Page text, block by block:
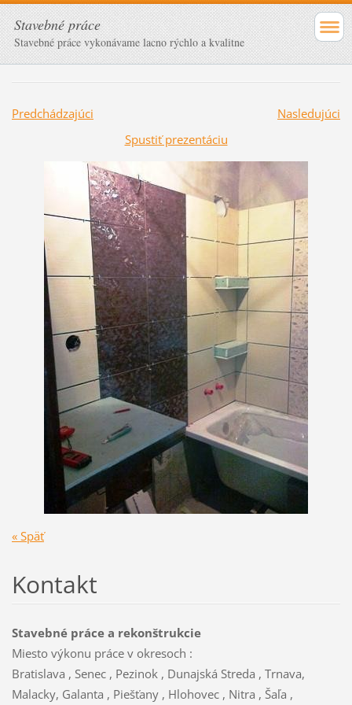
Stavebné práce
Stavebné práce vykonávame lacno rýchlo a kvalitne
Predchádzajúci
Nasledujúci
Spustiť prezentáciu
« Späť
Kontakt
Stavebné práce a rekonštrukcie
Miesto výkonu práce v okresoch :
Bratislava , Senec , Pezinok , Dunajská Streda , Trnava,
Malacky, Galanta , Piešťany , Hlohovec , Nitra , Šaľa ,